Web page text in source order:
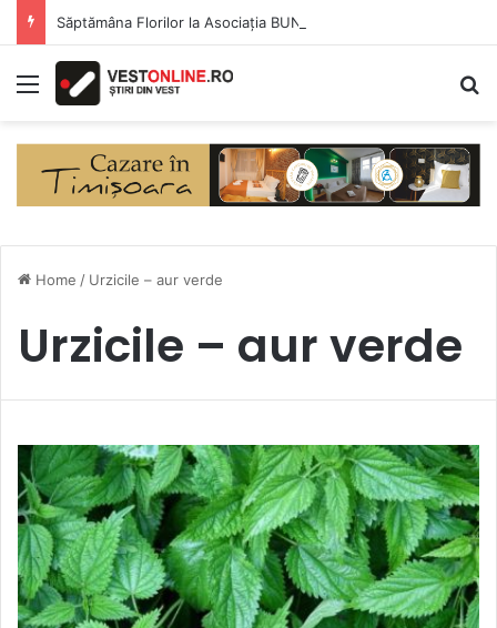
Săptămâna Florilor la Asociația BUNETI
Menu
Home / Urzicile – aur verde
Urzicile – aur verde